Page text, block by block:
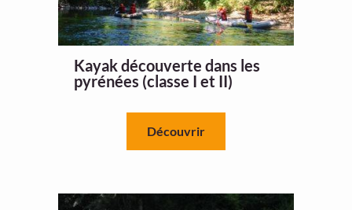
Kayak découverte dans les
pyrénées (classe I et II)
Découvrir